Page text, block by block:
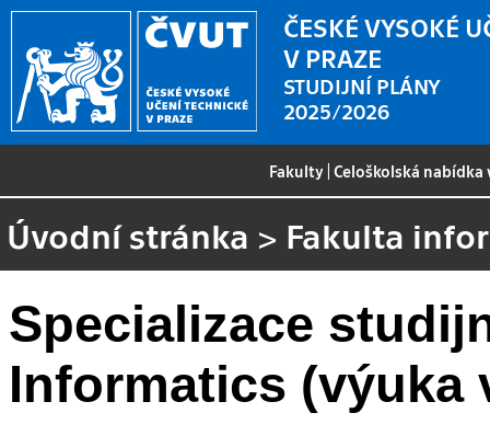
ČESKÉ VYSOKÉ
V PRAZE
STUDIJNÍ PLÁNY
2025/2026
Fakulty |Celoškolská
Úvodní stránka > Fakulta
Specializace
Informatics (výuka